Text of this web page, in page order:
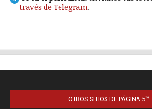
OTROS SITIOS DE PÁGINA 5™